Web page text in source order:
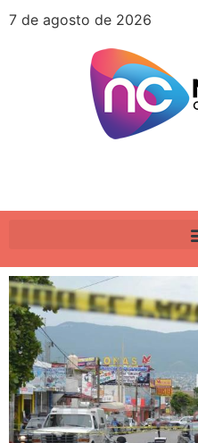
7 de agosto de 2026